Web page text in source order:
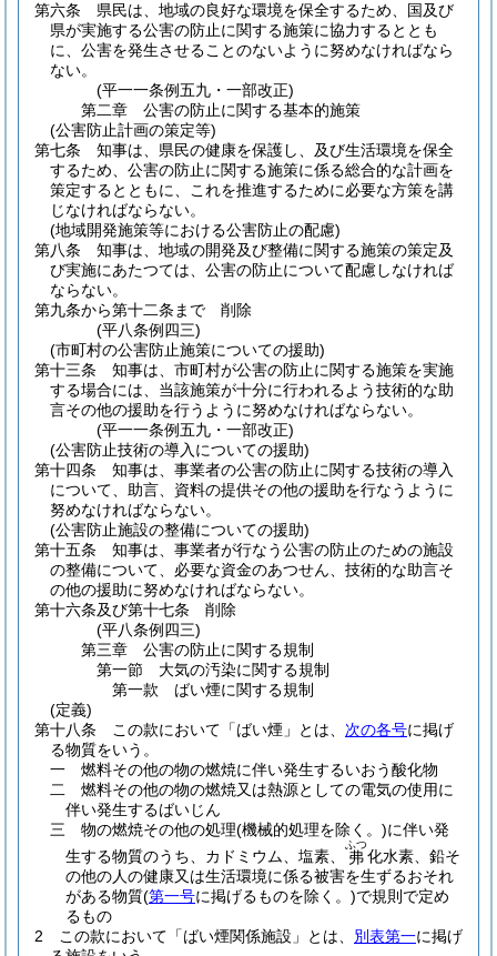
第六条
県民は、地域の良好な環境を保全するため、国及び
県が実施する公害の防止に関する施策に協力するととも
に、公害を発生させることのないように努めなければなら
ない。
(平一一条例五九・一部改正)
第二章
公害の防止に関する基本的施策
(公害防止計画の策定等)
第七条
知事は、県民の健康を保護し、及び生活環境を保全
するため、公害の防止に関する施策に係る総合的な計画を
策定するとともに、これを推進するために必要な方策を講
じなければならない。
(地域開発施策等における公害防止の配慮)
第八条
知事は、地域の開発及び整備に関する施策の策定及
び実施にあたつては、公害の防止について配慮しなければ
ならない。
第九条から第十二条まで
削除
(平八条例四三)
(市町村の公害防止施策についての援助)
第十三条
知事は、市町村が公害の防止に関する施策を実施
する場合には、当該施策が十分に行われるよう技術的な助
言その他の援助を行うように努めなければならない。
(平一一条例五九・一部改正)
(公害防止技術の導入についての援助)
第十四条
知事は、事業者の公害の防止に関する技術の導入
について、助言、資料の提供その他の援助を行なうように
努めなければならない。
(公害防止施設の整備についての援助)
第十五条
知事は、事業者が行なう公害の防止のための施設
の整備について、必要な資金のあつせん、技術的な助言そ
の他の援助に努めなければならない。
第十六条及び第十七条
削除
(平八条例四三)
第三章
公害の防止に関する規制
第一節
大気の汚染に関する規制
第一款
ばい煙に関する規制
(定義)
第十八条
この款において「ばい煙」とは、 次の各号に掲げ
る物質をいう。
一
燃料その他の物の燃焼に伴い発生するいおう酸化物
二
燃料その他の物の燃焼又は熱源としての電気の使用に
伴い発生するばいじん
三
物の燃焼その他の処理(機械的処理を除く。)に伴い発
生する物質のうち、カドミウム、塩素、
弗
ふつ
化水素、鉛そ
の他の人の健康又は生活環境に係る被害を生ずるおそれ
がある物質(第一号に掲げるものを除く。)で規則で定め
るもの
2
この款において「ばい煙関係施設」とは、 別表第一に掲げ